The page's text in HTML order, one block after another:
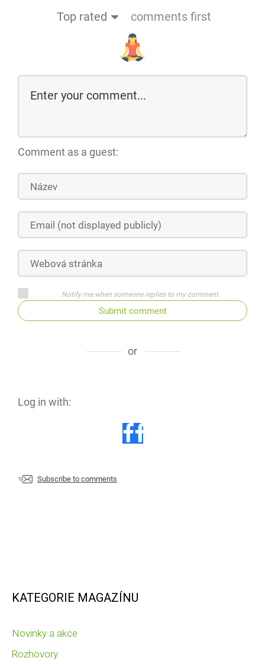
Top rated
comments first
Comment as a guest:
Notify me when someone replies to my comment
Submit comment
or
Log in with:
Subscribe to comments
KATEGORIE MAGAZÍNU
Novinky a akce
Rozhovory